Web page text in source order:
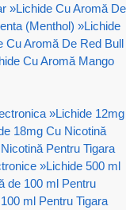
»Lichide Cu Aromă De
(Menthol) »Lichide
Cu Aromă De Red Bull
Cu Aromă Mango
»Lichide 12mg
18mg Cu Nicotină
Pentru Tigara
»Lichide 500 ml
de 100 ml Pentru
ml Pentru Tigara